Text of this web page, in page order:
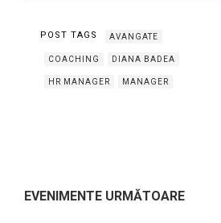
POST TAGS AVANGATE
COACHING DIANA BADEA
HR MANAGER MANAGER
EVENIMENTE URMĂTOARE